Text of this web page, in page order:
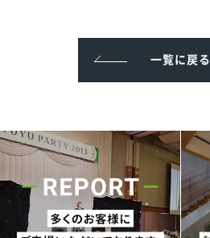
一覧に戻る